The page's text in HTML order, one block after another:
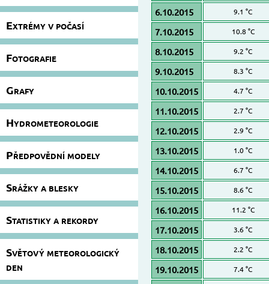
Extrémy v počasí
Fotografie
Grafy
Hydrometeorologie
Předpovědní modely
Srážky a blesky
Statistiky a rekordy
Světový meteorologický
den
6.10.2015 9.1 °C
7.10.2015 10.8 °C
8.10.2015 9.2 °C
9.10.2015 8.3 °C
10.10.2015 4.7 °C
11.10.2015 2.7 °C
12.10.2015 2.9 °C
13.10.2015 1.0 °C
14.10.2015 6.7 °C
15.10.2015 8.6 °C
16.10.2015 11.2 °C
17.10.2015 3.6 °C
18.10.2015 2.2 °C
19.10.2015 7.4 °C